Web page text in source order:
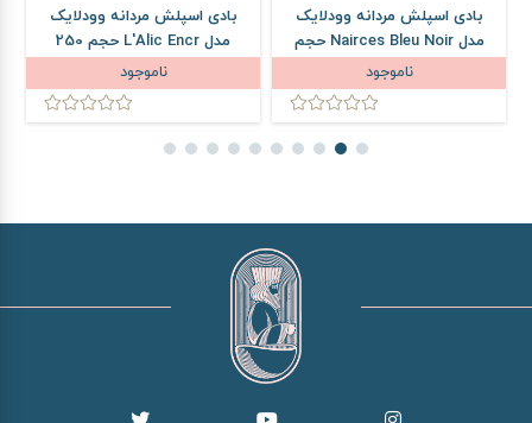
بادی اسپلش مردانه وودلایک
مدل Nairces Bleu Noir حجم
250 میلی لیترناموجود
بادی اسپلش مردانه وودلایک
مدل L'Alic Encr حجم 250
میلی لیتر
ناموجود